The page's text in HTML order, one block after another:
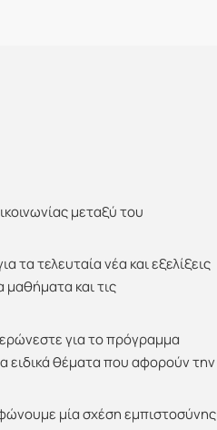
μεταξύ του
τελευταία νέα και εξελίξεις
μαθήματα και τις
για το πρόγραμμα
ειδικά θέματα που αφορούν την
μία σχέση εμπιστοσύνης